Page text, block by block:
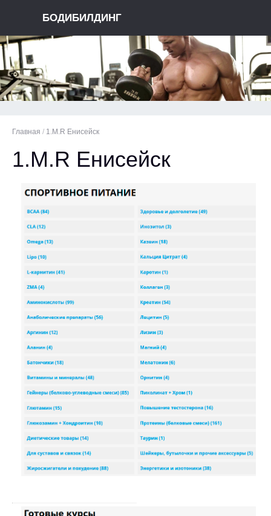
БОДИБИЛДИНГ
Главная / 1.M.R Енисейск
1.M.R Енисейск